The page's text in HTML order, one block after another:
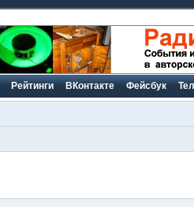
Рейтинги ВКонтакте Фейсбук